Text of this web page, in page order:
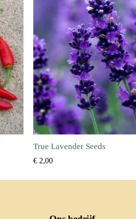
SNEL BEKIJKEN
Piment Zaden (Pimenta dioica)
€ 2,25